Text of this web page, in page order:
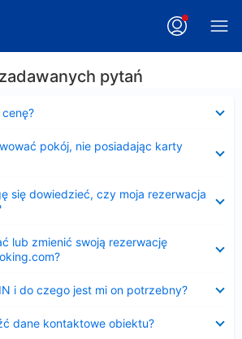
pytań
pokój, nie posiadając karty
się dowiedzieć, czy moja rezerwacja
lub zmienić swoją rezerwację
i do czego jest mi on potrzebny?
dane kontaktowe obiektu?